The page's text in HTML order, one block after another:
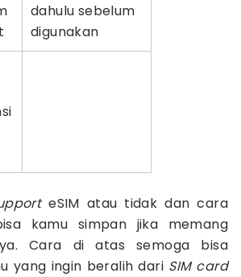
dahulu sebelum
digunakan
eSIM atau tidak dan cara
kamu simpan jika memang
Cara di atas semoga bisa
yang ingin beralih dari SIM card